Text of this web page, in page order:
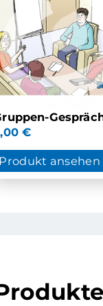
€
Produkt ansehen